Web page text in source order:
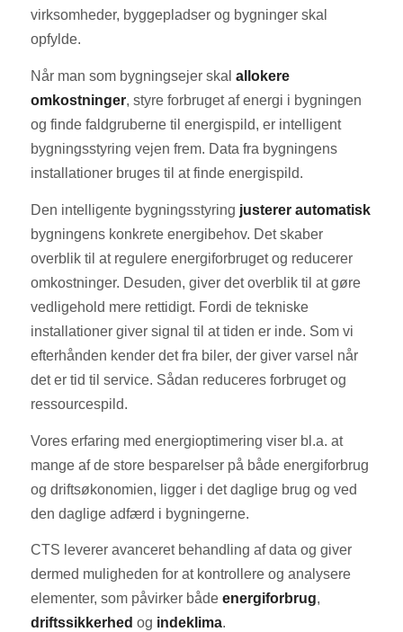
virksomheder, byggepladser og bygninger skal
opfylde.
Når man som bygningsejer skal allokere
omkostninger, styre forbruget af energi i bygningen
og finde faldgruberne til energispild, er intelligent
bygningsstyring vejen frem. Data fra bygningens
installationer bruges til at finde energispild.
Den intelligente bygningsstyring justerer automatisk
bygningens konkrete energibehov. Det skaber
overblik til at regulere energiforbruget og reducerer
omkostninger. Desuden, giver det overblik til at gøre
vedligehold mere rettidigt. Fordi de tekniske
installationer giver signal til at tiden er inde. Som vi
efterhånden kender det fra biler, der giver varsel når
det er tid til service. Sådan reduceres forbruget og
ressourcespild.
Vores erfaring med energioptimering viser bl.a. at
mange af de store besparelser på både energiforbrug
og driftsøkonomien, ligger i det daglige brug og ved
den daglige adfærd i bygningerne.
CTS leverer avanceret behandling af data og giver
dermed muligheden for at kontrollere og analysere
elementer, som påvirker både energiforbrug,
driftssikkerhed og indeklima.